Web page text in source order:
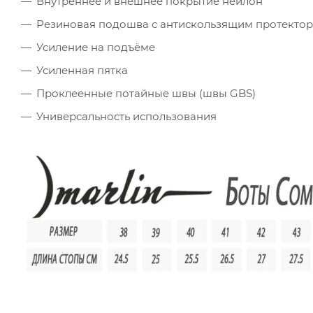
Резиновая подошва с антискользящим
Усиление на подъёме
Усиленная пятка
Проклеенные потайные швы (швы GBS)
Универсальность использования